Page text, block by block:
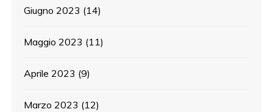
Giugno 2023 (14)
Maggio 2023 (11)
Aprile 2023 (9)
Marzo 2023 (12)